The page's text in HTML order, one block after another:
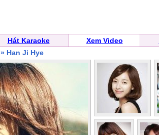
Hát Karaoke Xem Video
» Han Ji Hye